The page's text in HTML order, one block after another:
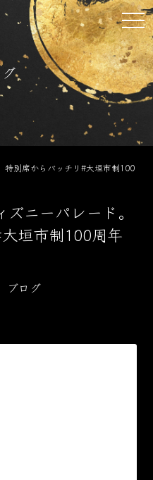
特別席からバッチリ#大垣市制100
ニーパレード。
垣市制100周年
ブログ